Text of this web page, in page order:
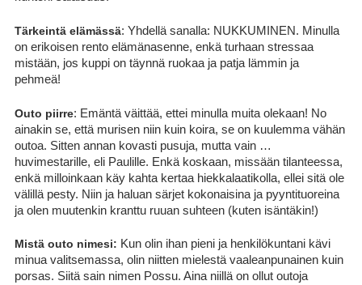
Tärkeintä elämässä: Yhdellä sanalla: NUKKUMINEN. Minulla
on erikoisen rento elämänasenne, enkä turhaan stressaa
mistään, jos kuppi on täynnä ruokaa ja patja lämmin ja
pehmeä!
Outo piirre: Emäntä väittää, ettei minulla muita olekaan! No
ainakin se, että murisen niin kuin koira, se on kuulemma vähän
outoa. Sitten annan kovasti pusuja, mutta vain …
huvimestarille, eli Paulille. Enkä koskaan, missään tilanteessa,
enkä milloinkaan käy kahta kertaa hiekkalaatikolla, ellei sitä ole
välillä pesty. Niin ja haluan särjet kokonaisina ja pyyntituoreina
ja olen muutenkin kranttu ruuan suhteen (kuten isäntäkin!)
Mistä outo nimesi: Kun olin ihan pieni ja henkilökuntani kävi
minua valitsemassa, olin niitten mielestä vaaleanpunainen kuin
porsas. Siitä sain nimen Possu. Aina niillä on ollut outoja